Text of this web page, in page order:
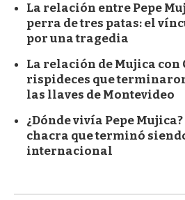
La relación entre Pepe
perra de tres patas: el
por una tragedia
La relación de Mujica con
rispideces que
las llaves de Montevideo
¿Dónde vivía Pepe
chacra que terminó
internacional